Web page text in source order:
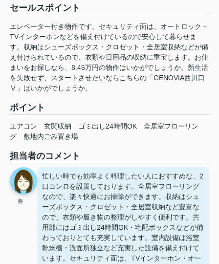
セールスポイント
エレベーター付き物件です。セキュリティ面は、オートロック・
TVインターホンなどを備え付けているので安心して暮らせま
す。収納はシューズボックス・クロゼット・全居室収納などが備
え付けられているので、衣類や日用品の収納に重宝します。お住
まいをお探しなら、8.45万円の物件はいかがでしょうか。新生活
を失敗せず、スタートさせたいならこちらの「GENOVIA西川口
Ⅴ」はいかがでしょうか。
ポイント
エアコン 玄関収納 ゴミ出し24時間OK
全居室フローリン
グ
敷地内ごみ置き場
担当者のコメント
葵
忙しい時でも効率よく料理したい人におすすめな、2
口コンロを設置しております。全居室フローリング
なので、楽々快適にお掃除ができます。収納はシュ
ーズボックス・クロゼット・全居室収納など豊富な
ので、衣類や履き物の整理がしやすく便利です。共
用部にはゴミ出し24時間OK・宅配ボックスなどが備
わっておりとても充実しています。室内設備は浴室
乾燥機・洗面所独立など充実した設備を備え付けて
います。セキュリティ面は、TVインターホン・オー